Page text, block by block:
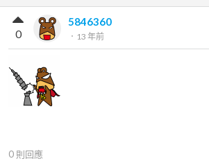
5846360
． 13 年前
0
0 則回應